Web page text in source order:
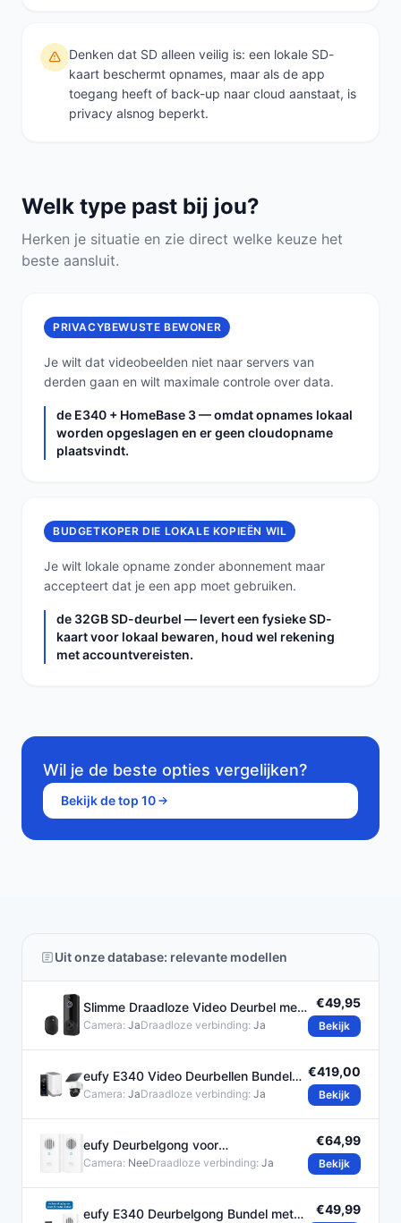
Denken dat SD alleen veilig is: een lokale SD-
kaart beschermt opnames, maar als de app
toegang heeft of back-up naar cloud aanstaat, is
privacy alsnog beperkt.
Welk type past bij jou?
Herken je situatie en zie direct welke keuze het
beste aansluit.
PRIVACYBEWUSTE BEWONER
Je wilt dat videobeelden niet naar servers van
derden gaan en wilt maximale controle over data.
de E340 + HomeBase 3 — omdat opnames lokaal
worden opgeslagen en er geen cloudopname
plaatsvindt.
BUDGETKOPER DIE LOKALE KOPIEËN WIL
Je wilt lokale opname zonder abonnement maar
accepteert dat je een app moet gebruiken.
de 32GB SD-deurbel — levert een fysieke SD-
kaart voor lokaal bewaren, houd wel rekening
met accountvereisten.
Wil je de beste opties vergelijken?
Bekijk de top 10
Uit onze database: relevante modellen
Slimme Draadloze Video Deurbel met
1080P HD Camera
Camera: JaDraadloze verbinding: Ja
€49,95
Bekijk
eufy E340 Video Deurbellen Bundel
met HomeBase 3 en SoloCam
Camera: JaDraadloze verbinding: Ja
€419,00
Bekijk
eufy Deurbelgong voor
E340/C30/C31 Wit - 2pack
Camera: NeeDraadloze verbinding: Ja
€64,99
Bekijk
eufy E340 Deurbelgong Bundel met
€49,99